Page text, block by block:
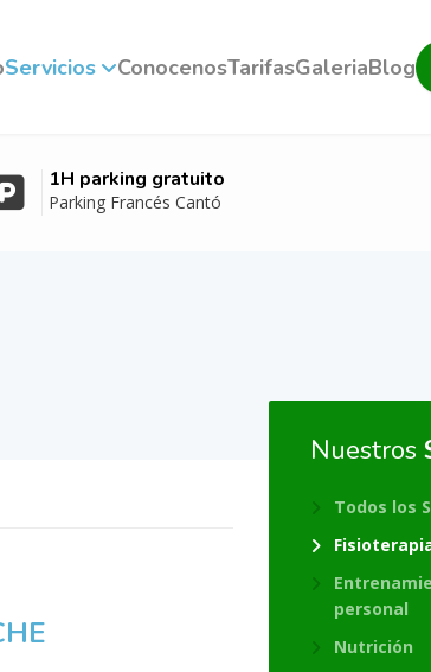
Servicios ConocenosTarifasGaleriaBlog
1H parking gratuito
Parking Francés Cantó
Nuestros
Todos los
personal
Nutrición